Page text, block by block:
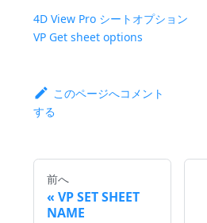
4D View Pro シートオプション
VP Get sheet options
このページへコメント
する
前へ
VP SET SHEET
NAME